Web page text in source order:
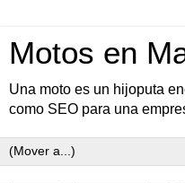
Motos en
Una moto es un hijoputa
como SEO para una